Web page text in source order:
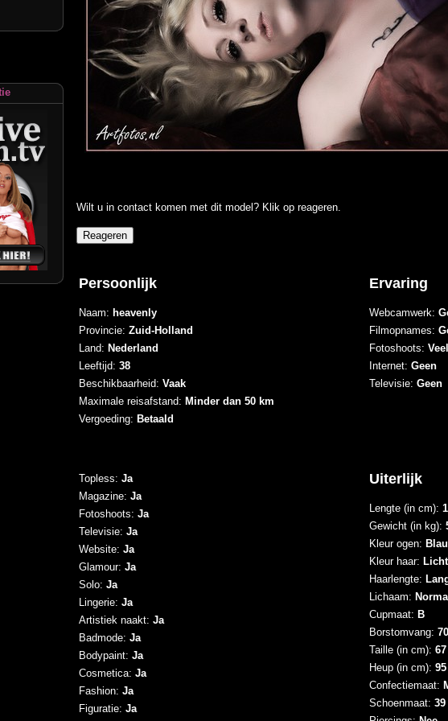
Wilt u in contact komen met dit model? Klik op reageren.
Persoonlijk
Naam: heavenly
Provincie: Zuid-Holland
Land: Nederland
Leeftijd: 38
Beschikbaarheid: Vaak
Maximale reisafstand: Minder dan 50 km
Vergoeding: Betaald
Ervaring
Webcamwerk:
Filmopnames:
Fotoshoots: Veel
Internet: Geen
Televisie: Geen
Topless: Ja
Magazine: Ja
Fotoshoots: Ja
Televisie: Ja
Website: Ja
Glamour: Ja
Solo: Ja
Lingerie: Ja
Artistiek naakt: Ja
Badmode: Ja
Bodypaint: Ja
Cosmetica: Ja
Fashion: Ja
Figuratie: Ja
Uiterlijk
Lengte (in cm):
Gewicht (in kg):
Kleur ogen:
Kleur haar:
Haarlengte:
Lichaam:
Cupmaat: B
Borstomvang: 70
Taille (in cm): 67
Heup (in cm): 95
Confectiemaat:
Schoenmaat: 39